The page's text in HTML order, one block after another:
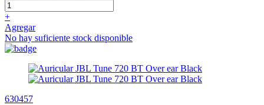
+
Agregar
No hay suficiente stock disponible
630457